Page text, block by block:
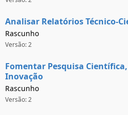
Analisar Relatórios Técnico-
Rascunho
Versão: 2
Fomentar Pesquisa Científica,
Inovação
Rascunho
Versão: 2